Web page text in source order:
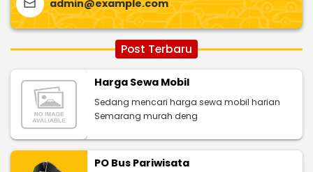
admin@example.com
Post Terbaru
Harga Sewa Mobil
Sedang mencari harga sewa mobil harian
Semarang murah deng
PO Bus Pariwisata